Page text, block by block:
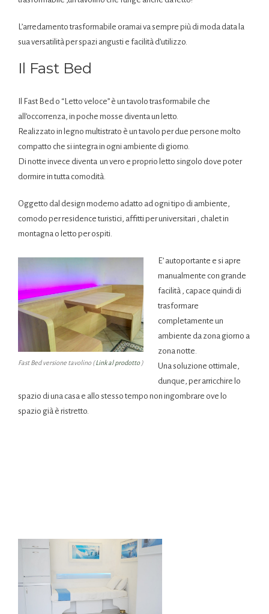
L’arredamento trasformabile oramai va sempre più di moda data la
sua versatilità per spazi angusti e facilità d’utilizzo.
Il Fast Bed
Il Fast Bed o “Letto veloce” è un tavolo trasformabile che
all’occorrenza, in poche mosse diventa un letto.
Realizzato in legno multistrato è un tavolo per due persone molto
compatto che si integra in ogni ambiente di giorno.
Di notte invece diventa un vero e proprio letto singolo dove poter
dormire in tutta comodità.
Oggetto dal design moderno adatto ad ogni tipo di ambiente,
comodo per residence turistici, affitti per universitari , chalet in
montagna o letto per ospiti.
Fast Bed versione tavolino (Link al prodotto)
E’ autoportante e si apre
manualmente con grande
facilità , capace quindi di
trasformare
completamente un
ambiente da zona giorno a
zona notte.
Una soluzione ottimale,
dunque, per arricchire lo
spazio di una casa e allo stesso tempo non ingombrare ove lo
spazio già è ristretto.